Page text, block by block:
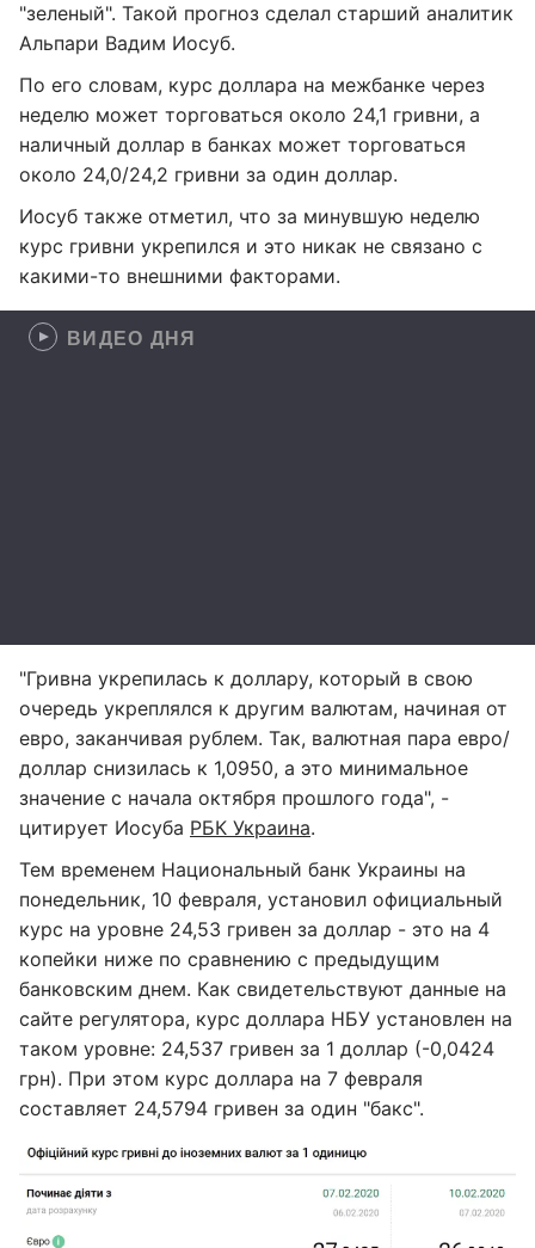
"зеленый". Такой прогноз сделал старший аналитик
Альпари Вадим Иосуб.
По его словам, курс доллара на межбанке через
неделю может торговаться около 24,1 гривни, а
наличный доллар в банках может торговаться
около 24,0/24,2 гривни за один доллар.
Иосуб также отметил, что за минувшую неделю
курс гривни укрепился и это никак не связано с
какими-то внешними факторами.
ВИДЕО ДНЯ
"Гривна укрепилась к доллару, который в свою
очередь укреплялся к другим валютам, начиная от
евро, заканчивая рублем. Так, валютная пара евро/
доллар снизилась к 1,0950, а это минимальное
значение с начала октября прошлого года", -
цитирует Иосуба РБК Украина.
Тем временем Национальный банк Украины на
понедельник, 10 февраля, установил официальный
курс на уровне 24,53 гривен за доллар - это на 4
копейки ниже по сравнению с предыдущим
банковским днем. Как свидетельствуют данные на
сайте регулятора, курс доллара НБУ установлен на
таком уровне: 24,537 гривен за 1 доллар (-0,0424
грн). При этом курс доллара на 7 февраля
составляет 24,5794 гривен за один "бакс".